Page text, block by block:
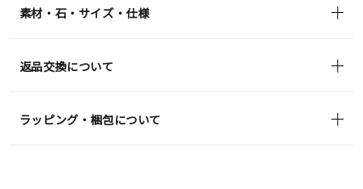
素材・石・サイズ・仕様
返品交換について
ラッピング・梱包について